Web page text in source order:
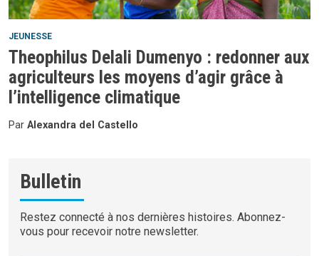
JEUNESSE
Theophilus Delali Dumenyo : redonner aux
agriculteurs les moyens d’agir grâce à
l’intelligence climatique
Par Alexandra del Castello
Bulletin
Restez connecté à nos dernières histoires. Abonnez-
vous pour recevoir notre newsletter.